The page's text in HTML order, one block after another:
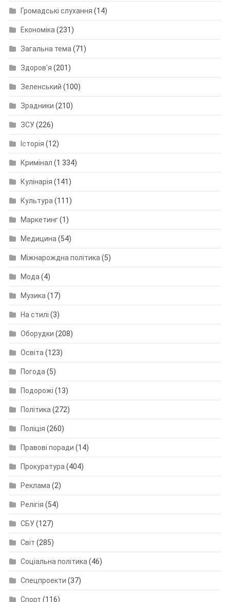
Громадські слухання (14)
Економіка(231)
Загальна тема(71)
Здоров'я (201)
Зеленський (100)
Зрадники (210)
ЗСУ(226)
Історія (12)
Кримінал (1 334)
Кулінарія (141)
Культура(111)
Маркетинг(1)
Медицина(54)
Міжнарождна політика(5)
Мода(4)
Музика(17)
На стилі (3)
Оборудки (208)
Освіта(123)
Погода(5)
Подорожі (13)
Політика(272)
Поліція (260)
Правові поради (14)
Прокуратура(404)
Реклама(2)
Релігія (54)
СБУ(127)
Світ (285)
Соціальна політика(46)
Спецпроекти (37)
Спорт (116)